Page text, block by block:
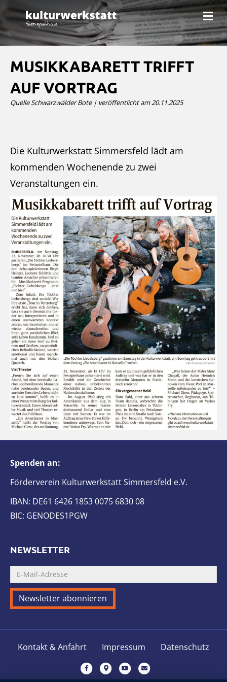
N
a
v
i
MUSIKKABARETT TRIFFT
AUF VORTRAG
Quelle Schwarzwälder Bote | veröffentlicht am 20.11.2025
Die Kulturwerkstatt Simmersfeld lädt am
kommenden Wochenende zu zwei
Veranstaltungen ein.
Spenden an:
Förderverein Kulturwerkstatt Simmersfeld e.V.
IBAN: DE61 6426 1853 0075 6830 08
BIC: GENODES1PGW
NEWSLETTER
Kontakt & Anfahrt Impressum Datenschutz
F
a
G
o
Y
o
E
m